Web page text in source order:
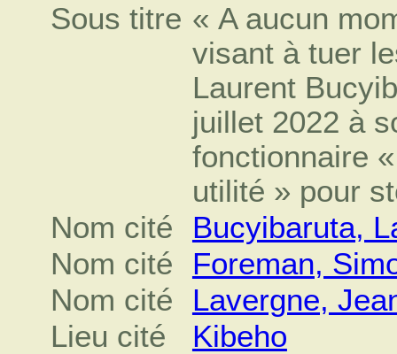
Sous titre « A aucun
visant à tuer
Laurent
juillet 2022 à
fonctionnaire
utilité » pour
Nom cité
Bucyibaruta,
Nom cité
Foreman,
Nom cité
Lavergne,
Lieu cité
Kibeho